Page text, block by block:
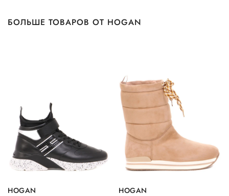
БОЛЬШЕ ТОВАРОВ ОТ HOGAN
HOGAN HOGAN